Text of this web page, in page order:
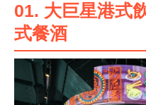
01. 大巨星港式
式餐酒